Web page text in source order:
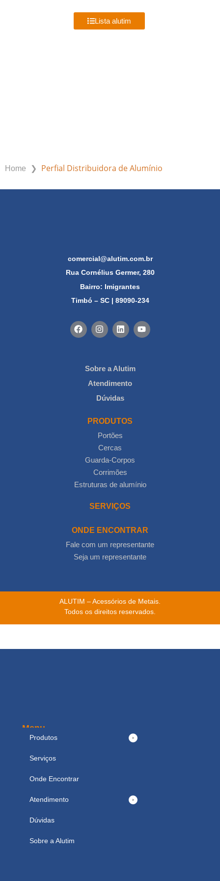
Lista alutim
Home ❯ Perfial Distribuidora de Alumínio
comercial@alutim.com.br
Rua Cornélius Germer, 280
Bairro: Imigrantes
Timbó – SC | 89090-234
Sobre a Alutim
Atendimento
Dúvidas
PRODUTOS
Portões
Cercas
Guarda-Corpos
Corrimões
Estruturas de alumínio
SERVIÇOS
ONDE ENCONTRAR
Fale com um representante
Seja um representante
ALUTIM – Acessórios de Metais.
Todos os direitos reservados.
Menu
Produtos
Serviços
Onde Encontrar
Atendimento
Dúvidas
Sobre a Alutim